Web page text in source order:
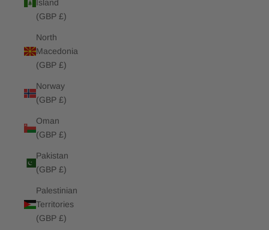
Island
(GBP £)
North
Macedonia
(GBP £)
Norway
(GBP £)
Oman
(GBP £)
Pakistan
(GBP £)
Palestinian
Territories
(GBP £)